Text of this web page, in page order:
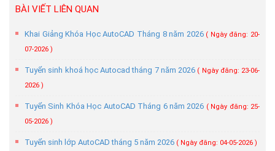
BÀI VIẾT LIÊN QUAN
Khai Giảng Khóa Học AutoCAD Tháng 8 năm 2026 ( Ngày đăng: 20-
07-2026 )
Tuyển sinh khoá học Autocad tháng 7 năm 2026 ( Ngày đăng: 23-06-
2026 )
Tuyển Sinh Khóa Học AutoCAD Tháng 6 năm 2026 ( Ngày đăng: 25-
05-2026 )
Tuyển sinh lớp AutoCAD tháng 5 năm 2026 ( Ngày đăng: 04-05-2026 )